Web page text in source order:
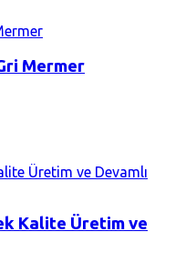
Mermer
Kalite Üretim ve